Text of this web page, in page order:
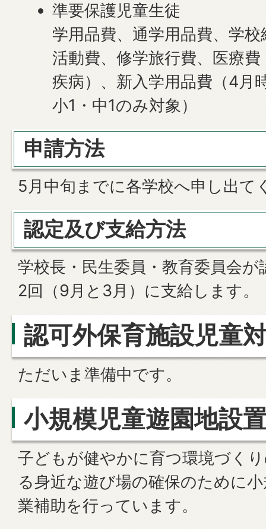
準要保護児童生徒
学用品費、通学用品費、学
活動費、修学旅行費、医療
疾病）、新入学用品費（4月
小1・中1のみ対象）
申請方法
5月中旬までに各学校へ申し出て
認定及び支給方法
学校長・民生委員・教育委員会
2回（9月と3月）に支給します。
認可外保育施設児童
ただいま準備中です。
小規模児童遊園地設
子どもが健やかに育つ環境づく
る身近な遊び場の確保のために
業補助を行っています。